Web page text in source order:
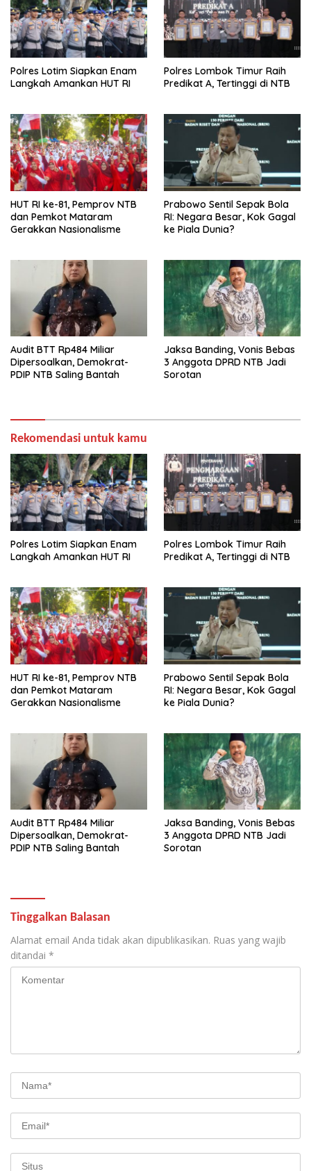
Polres Lotim Siapkan Enam
Langkah Amankan HUT RI
Polres Lombok Timur Raih
Predikat A, Tertinggi di NTB
HUT RI ke-81, Pemprov NTB
dan Pemkot Mataram
Gerakkan Nasionalisme
Prabowo Sentil Sepak Bola
RI: Negara Besar, Kok Gagal
ke Piala Dunia?
Audit BTT Rp484 Miliar
Dipersoalkan, Demokrat-
PDIP NTB Saling Bantah
Jaksa Banding, Vonis Bebas
3 Anggota DPRD NTB Jadi
Sorotan
Rekomendasi untuk kamu
Polres Lotim Siapkan Enam
Langkah Amankan HUT RI
Polres Lombok Timur Raih
Predikat A, Tertinggi di NTB
HUT RI ke-81, Pemprov NTB
dan Pemkot Mataram
Gerakkan Nasionalisme
Prabowo Sentil Sepak Bola
RI: Negara Besar, Kok Gagal
ke Piala Dunia?
Audit BTT Rp484 Miliar
Dipersoalkan, Demokrat-
PDIP NTB Saling Bantah
Jaksa Banding, Vonis Bebas
3 Anggota DPRD NTB Jadi
Sorotan
Tinggalkan Balasan
Alamat email Anda tidak akan dipublikasikan. Ruas yang wajib
ditandai *